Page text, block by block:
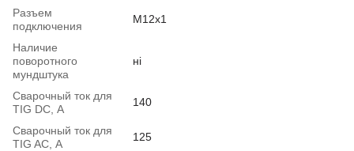
Разъем
подключения
M12x1
Наличие
поворотного
мундштука
ні
Сварочный ток для
TIG DC, А
140
Сварочный ток для
TIG AC, А
125